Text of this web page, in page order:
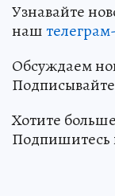
Узнавайте
наш
Обсуждаем
Хотите